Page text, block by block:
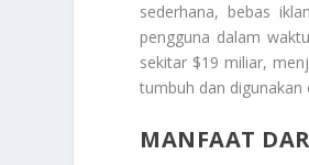
sederhana, bebas
pengguna dalam
sekitar $19 miliar,
tumbuh dan digunakan
MANFAAT